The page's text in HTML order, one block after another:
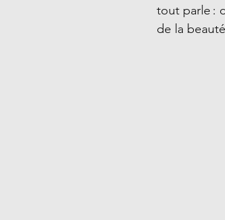
tout parle :
de la